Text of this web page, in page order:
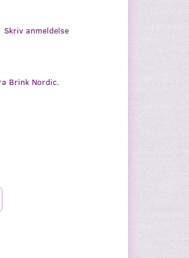
Skriv anmeldelse
Brink Nordic.